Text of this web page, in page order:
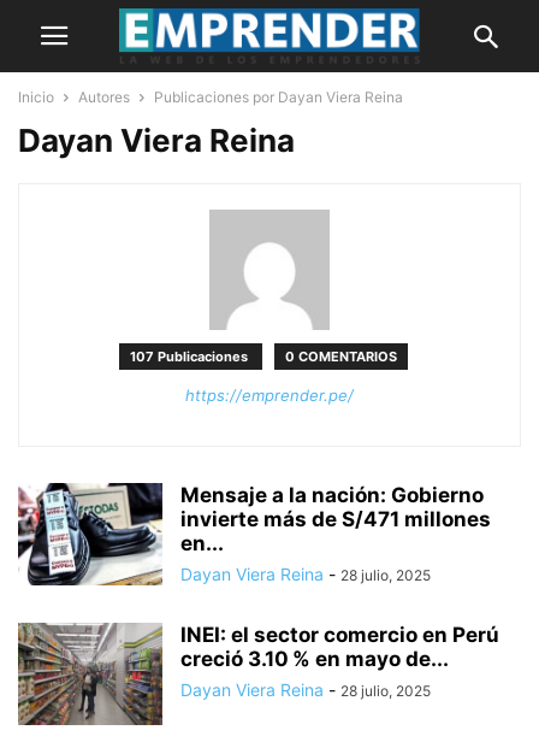
Inicio Autores Publicaciones por Dayan Viera Reina
Dayan Viera Reina
107 Publicaciones 0 COMENTARIOS
https://emprender.pe/
Mensaje a la nación: Gobierno
invierte más de S/471 millones
en...
Dayan Viera Reina - 28 julio, 2025
INEI: el sector comercio en Perú
creció 3.10 % en mayo de...
Dayan Viera Reina - 28 julio, 2025